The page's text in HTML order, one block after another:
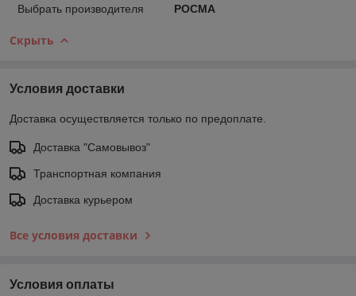
Выбрать производителя РОСМА
Скрыть
Условия доставки
Доставка осуществляется только по предоплате.
Доставка "Самовывоз"
Транспортная компания
Доставка курьером
Все условия доставки
Условия оплаты